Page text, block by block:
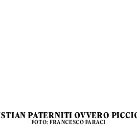
PATERNITI OVVERO
FOTO: FRANCESCO FARACI